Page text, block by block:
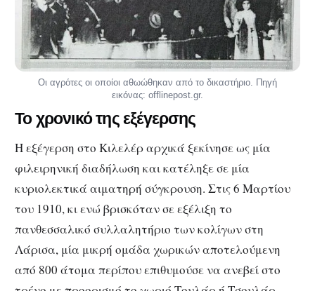
Οι αγρότες οι οποίοι αθωώθηκαν από το δικαστήριο. Πηγή
εικόνας: offlinepost.gr.
Το χρονικό της εξέγερσης
Η εξέγερση στο Κιλελέρ αρχικά ξεκίνησε ως μία
φιλειρηνική διαδήλωση και κατέληξε σε μία
κυριολεκτικά αιματηρή σύγκρουση. Στις 6 Μαρτίου
του 1910, κι ενώ βρισκόταν σε εξέλιξη το
πανθεσσαλικό συλλαλητήριο των κολίγων στη
Λάρισα, μία μικρή ομάδα χωρικών αποτελούμενη
από 800 άτομα περίπου επιθυμούσε να ανεβεί στο